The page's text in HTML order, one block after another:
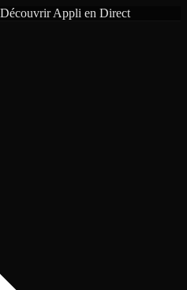
DécouvrirAppli en Direct